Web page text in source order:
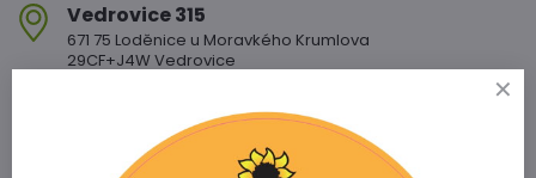
Vedrovice 315
671 75 Loděnice u Moravkého Krumlova
29CF+J4W Vedrovice
Otevírací doba